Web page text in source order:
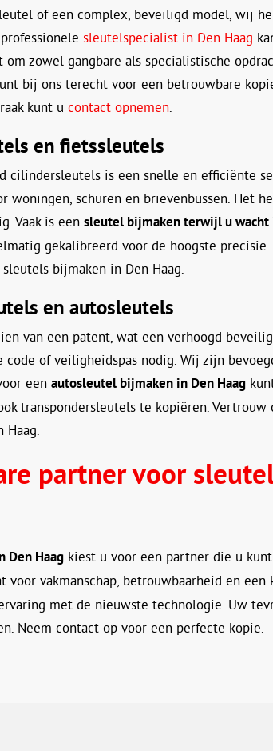
of een complex, beveiligd model, wij
sleutelspecialist in Den Haag
zowel gangbare als specialistische
bij ons terecht voor een betrouwbare
kunt u contact opnemen
en fietssleutels
cilindersleutels is een snelle en efficiënte
woningen, schuren en brievenbussen. Het
Vaak is een sleutel bijmaken terwijl u wacht
gekalibreerd voor de hoogste precisie.
bijmaken in Den Haag.
en autosleutels
van een patent, wat een verhoogd
of veiligheidspas nodig. Wij zijn
een autosleutel bijmaken in Den Haag
transpondersleutels te kopiëren.
partner voor
Den Haag kiest u voor een partner die u
voor vakmanschap, betrouwbaarheid en een
met de nieuwste technologie. Uw
Neem contact op voor een perfecte kopie.